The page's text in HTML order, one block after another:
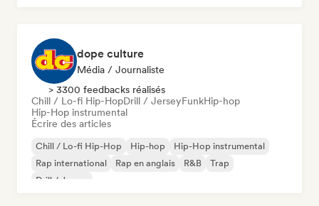
dope culture
Média / Journaliste
> 3300 feedbacks réalisés
Chill / Lo-fi Hip-HopDrill / JerseyFunkHip-hop
Hip-Hop instrumental
Écrire des articles
Chill / Lo-fi Hip-Hop Hip-hop
Hip-Hop instrumental
Rap international
Rap en anglais R&B
Trap
Drill / Jersey